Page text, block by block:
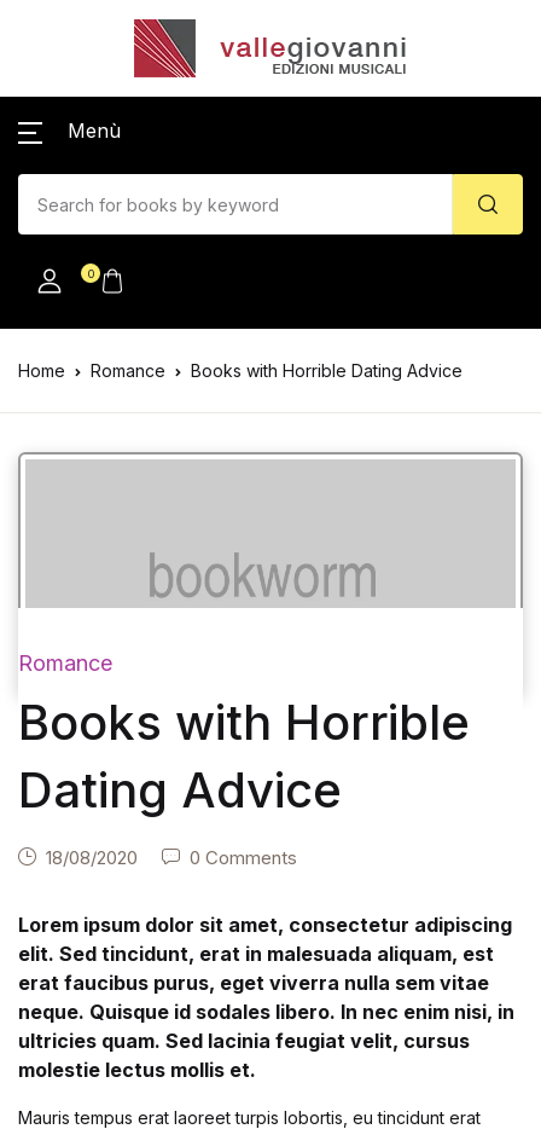
Menù
0
Home Romance Books with Horrible Dating Advice
Romance
Books with Horrible
Dating Advice
18/08/2020 0 Comments
Lorem ipsum dolor sit amet, consectetur adipiscing
elit. Sed tincidunt, erat in malesuada aliquam, est
erat faucibus purus, eget viverra nulla sem vitae
neque. Quisque id sodales libero. In nec enim nisi, in
ultricies quam. Sed lacinia feugiat velit, cursus
molestie lectus mollis et.
Mauris tempus erat laoreet turpis lobortis, eu tincidunt erat